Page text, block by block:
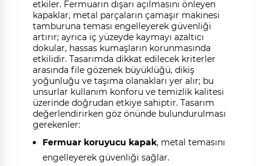
etkiler. Fermuarın dışarı açılmasını önleyen
kapaklar, metal parçaların çamaşır makinesi
tamburuna teması engelleyerek güvenliği
artırır; ayrıca iç yüzeyde kaymayı azaltıcı
dokular, hassas kumaşların korunmasında
etkilidir. Tasarımda dikkat edilecek kriterler
arasında file gözenek büyüklüğü, dikiş
yoğunluğu ve taşıma olanakları yer alır; bu
unsurlar kullanım konforu ve temizlik kalitesi
üzerinde doğrudan etkiye sahiptir. Tasarım
değerlendirirken göz önünde bulundurulması
gerekenler:
Fermuar koruyucu kapak, metal temasını
engelleyerek güvenliği sağlar.